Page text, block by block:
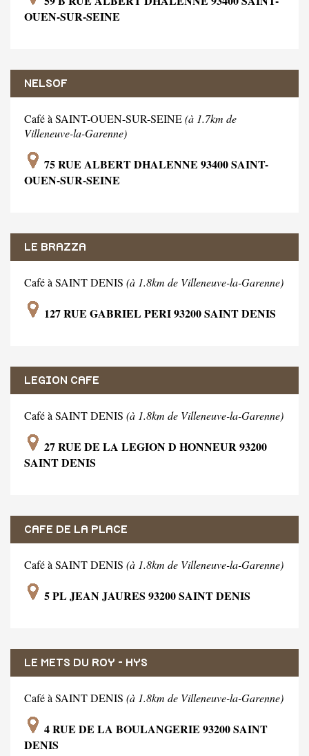
OUEN-SUR-SEINE
NELSOF
Café à SAINT-OUEN-SUR-SEINE(à 1.7km de
Villeneuve-la-Garenne)
75 RUE ALBERT DHALENNE 93400 SAINT-
OUEN-SUR-SEINE
LE BRAZZA
Café à SAINT DENIS (à 1.8km de Villeneuve-la-Garenne)
127 RUE GABRIEL PERI 93200 SAINT DENIS
LEGION CAFE
Café à SAINT DENIS (à 1.8km de Villeneuve-la-Garenne)
27 RUE DE LA LEGION D HONNEUR 93200
SAINT DENIS
CAFE DE LA PLACE
Café à SAINT DENIS (à 1.8km de Villeneuve-la-Garenne)
5 PL JEAN JAURES 93200 SAINT DENIS
LE METS DU ROY - HYS
Café à SAINT DENIS (à 1.8km de Villeneuve-la-Garenne)
4 RUE DE LA BOULANGERIE 93200 SAINT
DENIS